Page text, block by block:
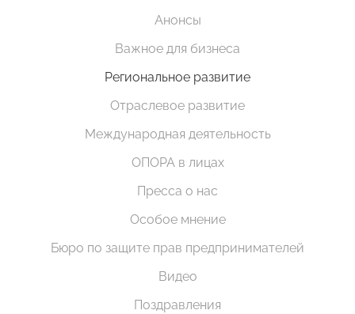
Анонсы
Важное для бизнеса
Региональное развитие
Отраслевое развитие
Международная деятельность
ОПОРА в лицах
Пресса о нас
Особое мнение
Бюро по защите прав предпринимателей
Видео
Поздравления